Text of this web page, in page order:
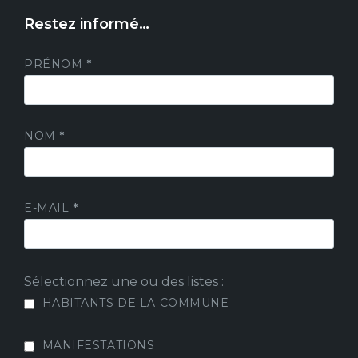
Restez informé…
PRÉNOM *
NOM *
E-MAIL *
Sélectionnez une ou des listes :
HABITANTS DE LA COMMUNE
MANIFESTATIONS